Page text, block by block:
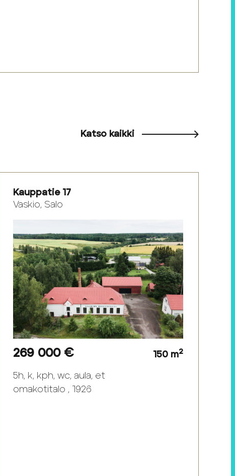
Katso kaikki
Kauppatie 17
Vaskio, Salo
269 000 € 150 m2
5h, k, kph, wc, aula, et
omakotitalo , 1926